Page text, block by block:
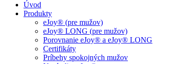
Úvod
Produkty
eJoy® (pre mužov)
eJoy® LONG (pre mužov)
Porovnanie eJoy® a eJoy® LONG
Certifikáty
Príbehy spokojných mužov